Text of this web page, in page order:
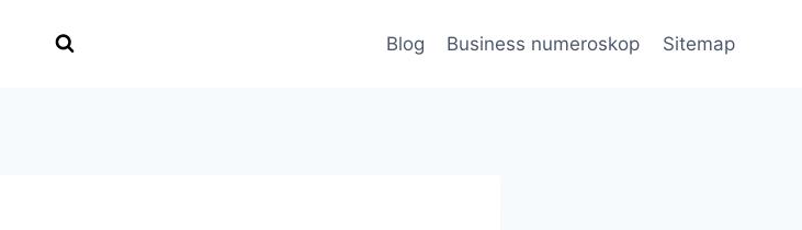
Blog Business numeroskop Sitemap